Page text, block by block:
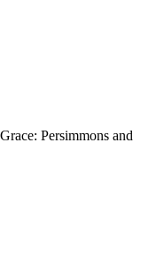
Persimmons and